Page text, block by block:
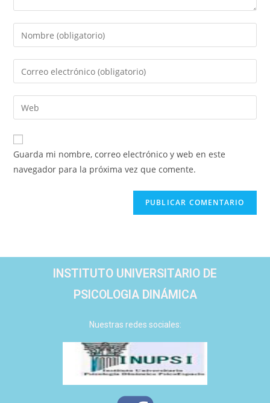
Guarda mi nombre, correo electrónico y web en este
navegador para la próxima vez que comente.
INSTITUTO UNIVERSITARIO DE
PSICOLOGIA DINÁMICA
Nuestras redes sociales: